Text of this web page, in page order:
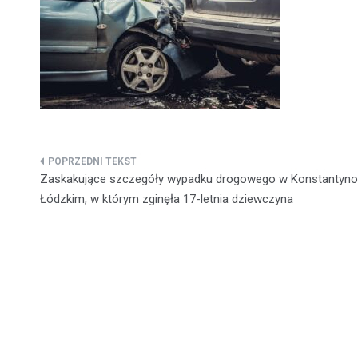
Nawigacja
wpisu
Zaskakujące szczegóły wypadku drogowego w
Łódzkim, w którym zginęła 17-letnia dziewczyna